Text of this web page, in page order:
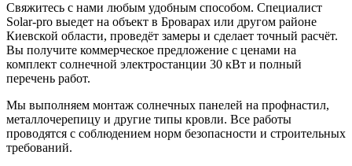
Свяжитесь с нами любым удобным способом. Специалист
Solar-pro выедет на объект в Броварах или другом районе
Киевской области, проведёт замеры и сделает точный расчёт.
Вы получите коммерческое предложение с ценами на
комплект солнечной электростанции 30 кВт и полный
перечень работ.
Мы выполняем монтаж солнечных панелей на профнастил,
металлочерепицу и другие типы кровли. Все работы
проводятся с соблюдением норм безопасности и строительных
требований.